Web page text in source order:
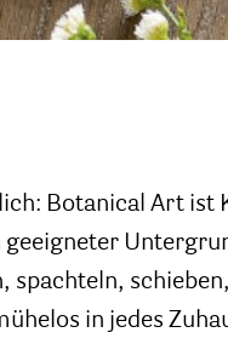
Botanical Art
spachteln,
in jedes